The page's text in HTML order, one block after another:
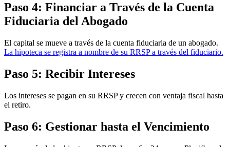
Paso 4: Financiar a Través de la Cuenta
Fiduciaria del Abogado
El capital se mueve a través de la cuenta fiduciaria de un abogado.
La hipoteca se registra a nombre de su RRSP a través del fiduciario.
Paso 5: Recibir Intereses
Los intereses se pagan en su RRSP y crecen con ventaja fiscal hasta
el retiro.
Paso 6: Gestionar hasta el Vencimiento